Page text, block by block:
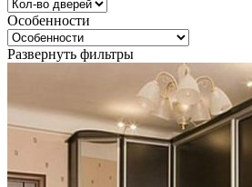
Особенности
Развернуть фильтры